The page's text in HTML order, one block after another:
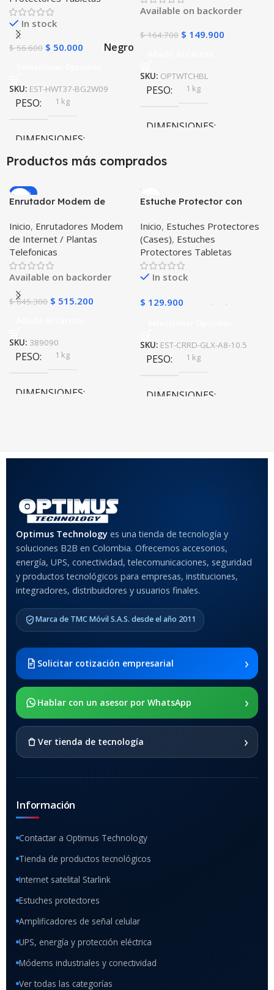
In stock
$56.600 $ 50.000 Negro
SKU: EST-HWT37-BG2W09
PESO 1 kg
DIMENSIONES
COLOR Negro
Available on backorder
$164.700 $ 149.900
SKU: OPTWTCHBL
PESO 1 kg
DIMENSIONES
20 × 20 × 20 cm
Productos más comprados
-20%
Enrutador Modem de
Libre Todo Operador 4G
LTE SIMCARD
Inicio, Enrutadores Modem
de Internet / Plantas
Telefonicas
Available on backorder
$645.300 $ 515.200
SKU: 389090
PESO 1 kg
DIMENSIONES
Estuche Protector con
Tablet Samsung Galaxy
Tab A8 10.5 2021 – 2022
SM-x200 SM-x205 Anti
golpes con soporte
Inicio, Estuches Protectores
(Cases), Estuches
Protectores Tabletas
In stock
$ 129.900
SKU: EST-CRRD-GLX-A8-10.5
PESO 1 kg
DIMENSIONES
COLOR
Anti-Shock
MODELO DE TABLETS
COMPATIBLES
2021 SM-x200 / Samsung
Galaxy Tab A8 10.5 2021 SM-
x205
SOPORTE DE APOYO
Optimus Technology es una tienda de tecnología y
soluciones B2B en Colombia. Ofrecemos accesorios,
energía, UPS, conectividad, telecomunicaciones, seguridad
y productos tecnológicos para empresas, instituciones,
integradores, distribuidores y usuarios finales.
Marca de TMC Móvil S.A.S. desde el año 2011
Solicitar cotización empresarial ›
Hablar con un asesor por WhatsApp ›
Ver tienda de tecnología ›
Información
Contactar a Optimus Technology
Tienda de productos tecnológicos
Internet satelital Starlink
Estuches protectores
Amplificadores de señal celular
UPS, energía y protección eléctrica
Módems industriales y conectividad
Ver todas las categorías